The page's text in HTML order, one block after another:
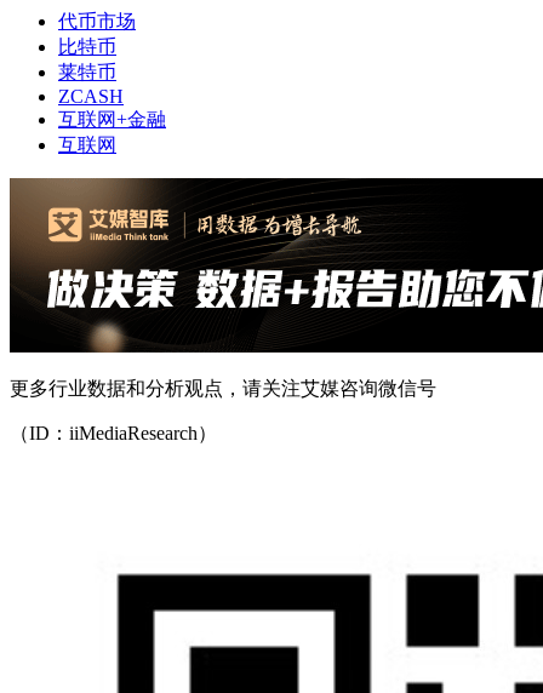
代币市场
比特币
莱特币
ZCASH
互联网+金融
互联网
更多行业数据和分析观点，请关注艾媒咨询微信号
（ID：iiMediaResearch）